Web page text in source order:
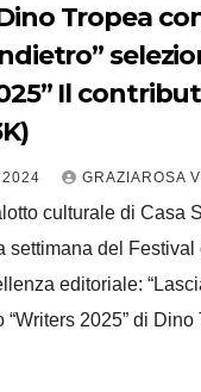
Tropea
Il
GRAZIAROSA
culturale di Casa
settimana del
editoriale:
“Writers 2025” di